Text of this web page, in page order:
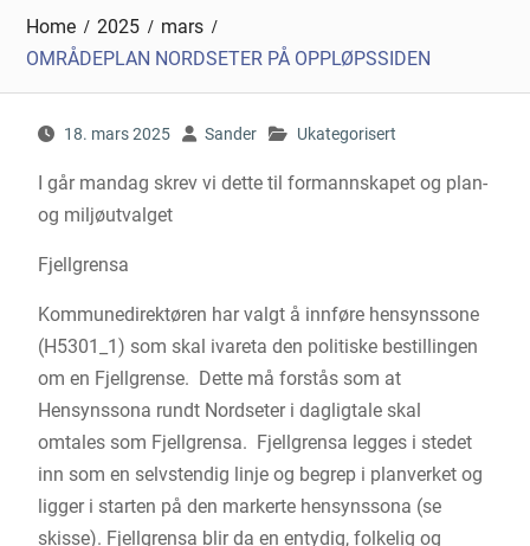
Home 2025
mars
OMRÅDEPLAN NORDSETER PÅ OPPLØPSSIDEN
18. mars 2025 Sander Ukategorisert
I går mandag skrev vi dette til formannskapet og plan-
og miljøutvalget
Fjellgrensa
Kommunedirektøren har valgt å innføre hensynssone
(H5301_1) som skal ivareta den politiske bestillingen
om en Fjellgrense. Dette må forstås som at
Hensynssona rundt Nordseter i dagligtale skal
omtales som Fjellgrensa. Fjellgrensa legges i stedet
inn som en selvstendig linje og begrep i planverket og
ligger i starten på den markerte hensynssona (se
skisse). Fjellgrensa blir da en entydig, folkelig og